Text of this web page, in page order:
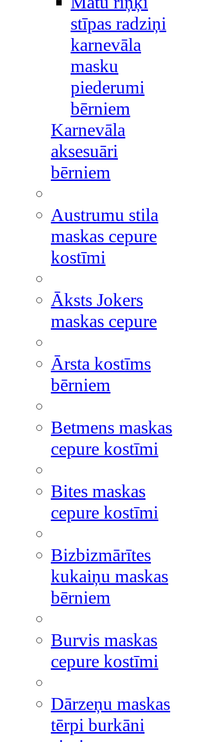
stīpas radziņi
karnevāla
masku
piederumi
bērniem
Karnevāla
aksesuāri
bērniem
Austrumu stila
maskas cepure
kostīmi
Āksts Jokers
maskas cepure
Ārsta kostīms
bērniem
Betmens maskas
cepure kostīmi
Bites maskas
cepure kostīmi
Bizbizmārītes
kukaiņu maskas
bērniem
Burvis maskas
cepure kostīmi
Dārzeņu maskas
tērpi burkāni